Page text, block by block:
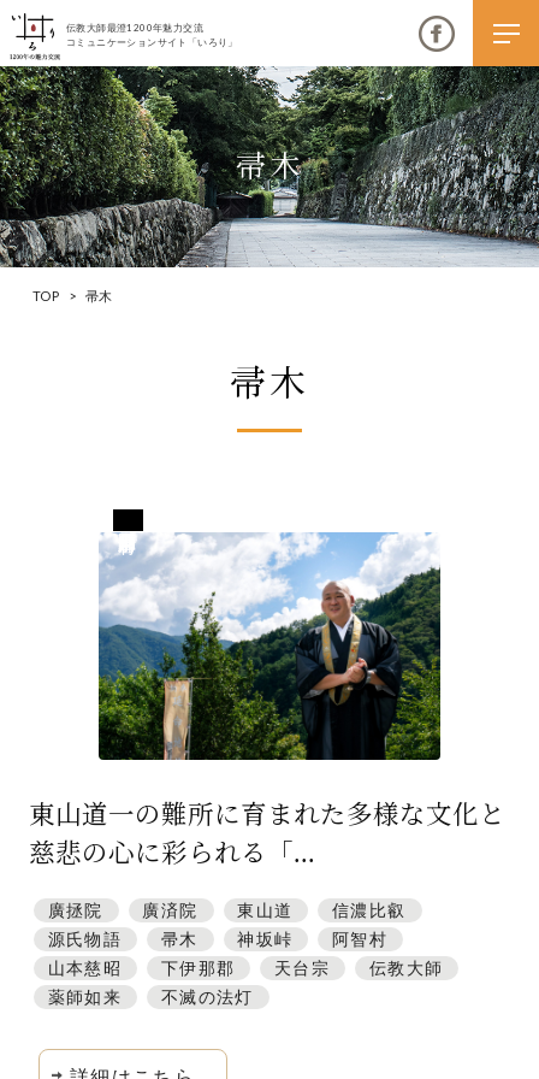
伝教大師最澄1200年魅力交流
コミュニケーションサイト「いろり」
伝教大師最澄1200年魅力交流
いろりとは
大学コラボプロジェクト
いろり端
特集「一隅を照らす」
探訪「1200年の魅力交流」
日本文化を探る
プレスアーカイブ
サイトポリシー
帚木
TOP > 帚木
帚木
東山道一の難所に育まれた多様な文化と
慈悲の心に彩られる「...
廣拯院 廣済院 東山道
信濃比叡
源氏物語
帚木 神坂峠
阿智村
山本慈昭
下伊那郡 天台宗
伝教大師
薬師如来
不滅の法灯